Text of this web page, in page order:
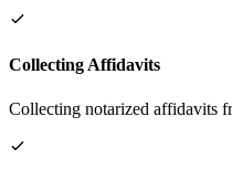
Collecting Affidavits
Collecting notarized affidavits